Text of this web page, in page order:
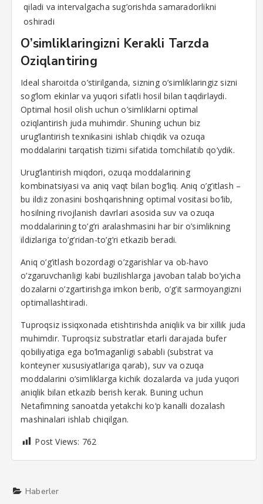
qiladi va intervalgacha sug’orishda samaradorlikni
oshiradi
O’simliklaringizni Kerakli Tarzda
Oziqlantiring
Ideal sharoitda o’stirilganda, sizning o’simliklaringiz sizni
sog’lom ekinlar va yuqori sifatli hosil bilan taqdirlaydi.
Optimal hosil olish uchun o’simliklarni optimal
oziqlantirish juda muhimdir. Shuning uchun biz
urug’lantirish texnikasini ishlab chiqdik va ozuqa
moddalarini tarqatish tizimi sifatida tomchilatib qo’ydik.
Urug’lantirish miqdori, ozuqa moddalarining
kombinatsiyasi va aniq vaqt bilan bog’liq. Aniq o’g’itlash –
bu ildiz zonasini boshqarishning optimal vositasi bo’lib,
hosilning rivojlanish davrlari asosida suv va ozuqa
moddalarining to’g’ri aralashmasini har bir o’simlikning
ildizlariga to’g’ridan-to’g’ri etkazib beradi.
Aniq o’g’itlash bozordagi o’zgarishlar va ob-havo
o’zgaruvchanligi kabi buzilishlarga javoban talab bo’yicha
dozalarni o’zgartirishga imkon berib, o’g’it sarmoyangizni
optimallashtiradi.
Tuproqsiz issiqxonada etishtirishda aniqlik va bir xillik juda
muhimdir. Tuproqsiz substratlar etarli darajada bufer
qobiliyatiga ega bo’lmaganligi sababli (substrat va
konteyner xususiyatlariga qarab), suv va ozuqa
moddalarini o’simliklarga kichik dozalarda va juda yuqori
aniqlik bilan etkazib berish kerak. Buning uchun
Netafimning sanoatda yetakchi ko‘p kanalli dozalash
mashinalari ishlab chiqilgan.
Post Views: 762
Haberler